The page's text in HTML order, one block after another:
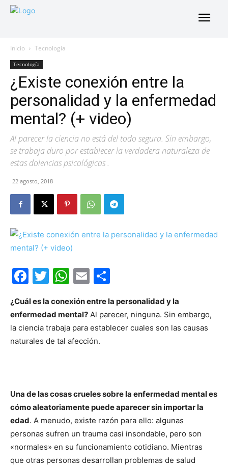
Inicio Tecnología
Tecnología
¿Existe conexión entre la
personalidad y la enfermedad
mental? (+ video)
Al parecer la ciencia no está del todo segura. Sin embargo,
se trabaja duro por establecer la verdadera naturaleza de
estas dolencias psicológicas .
22 agosto, 2018
Facebook
Twitter
WhatsApp
Email
¿Cuál es la conexión entre la personalidad y la
enfermedad mental? Al parecer, ninguna. Sin embargo,
la ciencia trabaja para establecer cuales son las causas
naturales de tal afección.
Una de las cosas crueles sobre la enfermedad mental es
cómo aleatoriamente puede aparecer sin importar la
edad. A menudo, existe razón para ello: algunas
personas sufren un trauma casi insondable, pero son
«normales» en su funcionamiento cotidiano. Mientras
que otras personas desarrollan problemas de salud